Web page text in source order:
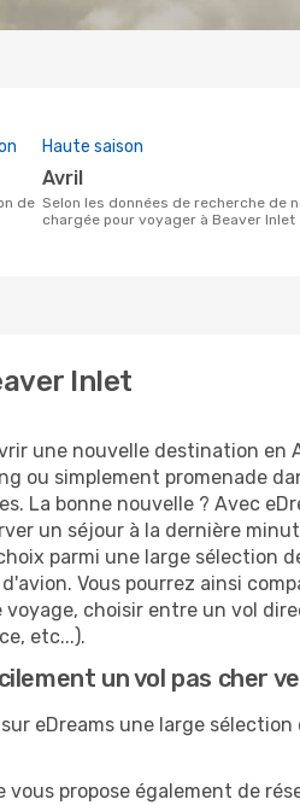
Haute saison
avril
Selon les données de recherche de nos clients, avril est la période la plus
chargée pour voyager à Beaver Inlet
Inlet
une nouvelle destination en
ou simplement promenade
La bonne nouvelle ? Avec
un séjour à la dernière
parmi une large sélection
Vous pourrez ainsi
voyage, choisir entre un vol
etc...).
un vol pas cher
eDreams une large
vous propose également de